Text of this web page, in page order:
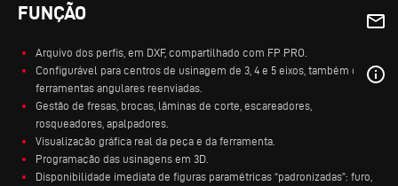
mail_outline
info_outline
FUNÇÃO
Arquivo dos perfis, em DXF, compartilhado com FP PRO.
Configurável para centros de usinagem de 3, 4 e 5 eixos, também com
ferramentas angulares reenviadas.
Gestão de fresas, brocas, lâminas de corte, escareadores,
rosqueadores, apalpadores.
Visualização gráfica real da peça e da ferramenta.
Programação das usinagens em 3D.
Disponibilidade imediata de figuras paramétricas “padronizadas”: furo,